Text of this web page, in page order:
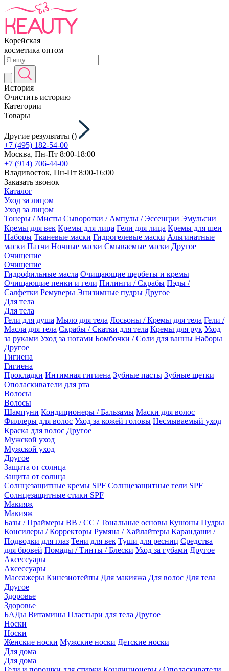
Корейская
косметика оптом
История
Очистить историю
Категории
Товары
Другие результаты ()
+7 (495) 182-54-00
Москва, Пн-Пт 8:00-18:00
+7 (914) 706-44-00
Владивосток, Пн-Пт 8:00-16:00
Заказать звонок
Каталог
Уход за лицом
Уход за лицом
Тонеры / Мисты Сыворотки / Ампулы / Эссенции Эмульсии
Кремы для век Кремы для лица Гели для лица Кремы для шеи
Наборы Тканевые маски Гидрогелевые маски Альгинатные
маски Патчи Ночные маски Смываемые маски Другое
Очищение
Очищение
Гидрофильные масла Очищающие щербеты и кремы
Очищающие пенки и гели Пилинги / Скрабы Пэды /
Салфетки Ремуверы Энизимные пудры Другое
Для тела
Для тела
Гели для душа Мыло для тела Лосьоны / Кремы для тела Гели /
Масла для тела Скрабы / Скатки для тела Кремы для рук Уход
за руками Уход за ногами Бомбочки / Соли для ванны Наборы
Другое
Гигиена
Гигиена
Прокладки Интимная гигиена Зубные пасты Зубные щетки
Ополаскиватели для рта
Волосы
Волосы
Шампуни Кондиционеры / Бальзамы Маски для волос
Филлеры для волос Уход за кожей головы Несмываемый уход
Краска для волос Другое
Мужской уход
Мужской уход
Другое
Защита от солнца
Защита от солнца
Солнцезащитные кремы SPF Солнцезащитные гели SPF
Солнцезащитные стики SPF
Макияж
Макияж
Базы / Праймеры BB / CC / Тональные основы Кушоны Пудры
Консилеры / Корректоры Румяна / Хайлайтеры Карандаши /
Подводки для глаз Тени для век Туши для ресниц Средства
для бровей Помады / Тинты / Блески Уход за губами Другое
Аксессуары
Аксессуары
Массажеры Кинезиотейпы Для макияжа Для волос Для тела
Другое
Здоровье
Здоровье
БАДы Витамины Пластыри для тела Другое
Носки
Носки
Женские носки Мужские носки Детские носки
Для дома
Для дома